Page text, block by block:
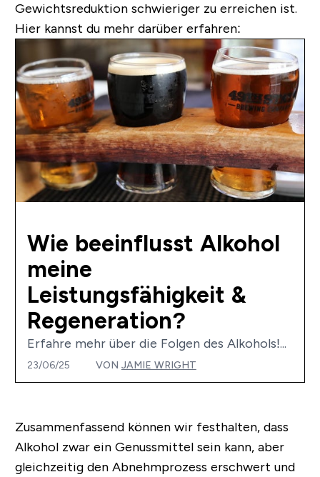
Gewichtsreduktion schwieriger zu erreichen ist.
Hier kannst du mehr darüber erfahren:
Wie beeinflusst Alkohol
meine
Leistungsfähigkeit &
Regeneration?
Erfahre mehr über die Folgen des Alkohols!...
23/06/25 VON JAMIE WRIGHT
Zusammenfassend können wir festhalten, dass
Alkohol zwar ein Genussmittel sein kann, aber
gleichzeitig den Abnehmprozess erschwert und